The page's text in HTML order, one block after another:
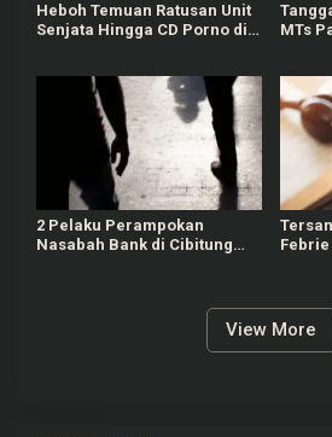
Heboh Temuan Ratusan Unit
Senjata Hingga CD Porno di
MTs
2 Pelaku Perampokan
Nasabah Bank di Cibitung
View More